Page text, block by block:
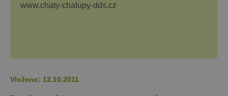
www.chaty-chalupy-dds.cz
Vloženo: 12.10.2011